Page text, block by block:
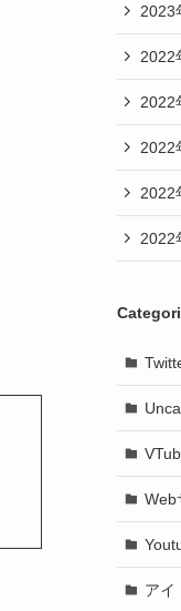
2023
2022
2022
2022
2022
2022
Web
アイ